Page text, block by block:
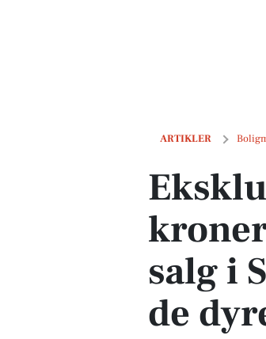
ARTIKLER
Eksklusiv bolig for
salg i
de